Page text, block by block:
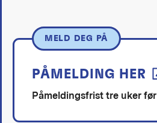
MELD DEG PÅ
PÅMELDING HER
Påmeldingsfrist tre uker før